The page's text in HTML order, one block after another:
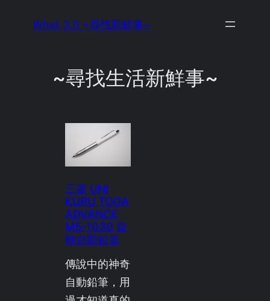
What 3.0 ~尋找新鮮事~
~尋找生活新鮮事~
三菱 UNI
KURU TOGA
ADVANCE
M5-1030 旋
轉自動鉛筆
傳說中的神奇
自動鉛筆，用